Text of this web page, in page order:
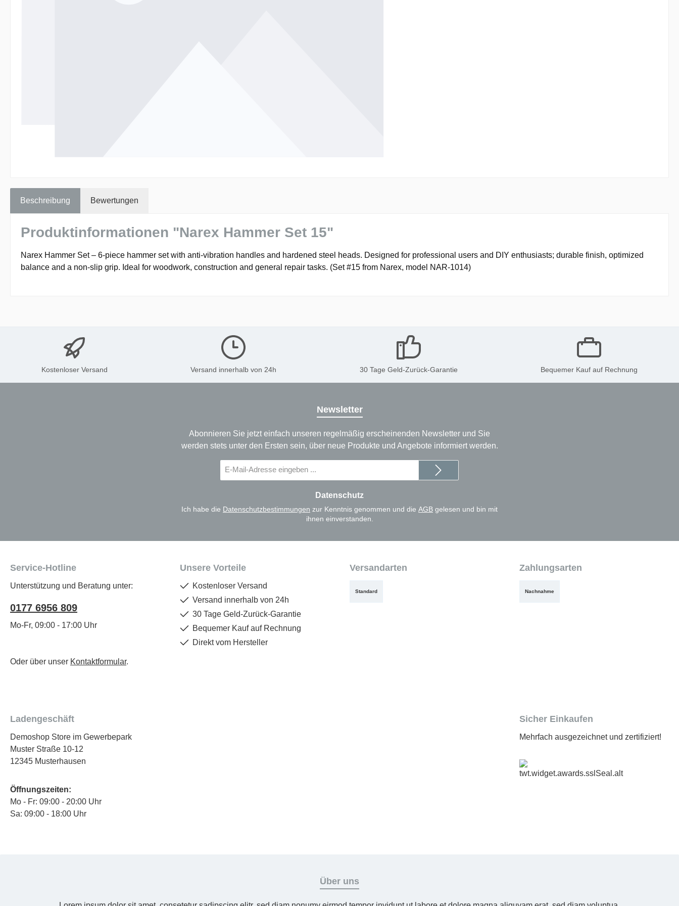
Beschreibung Bewertungen
Produktinformationen "Narex Hammer Set 15"
Narex Hammer Set – 6-piece hammer set with anti-vibration handles and hardened steel heads. Designed for professional users and DIY enthusiasts; durable finish, optimized
balance and a non-slip grip. Ideal for woodwork, construction and general repair tasks. (Set #15 from Narex, model NAR-1014)
Kostenloser Versand Versand innerhalb von 24h 30 Tage Geld-Zurück-Garantie Bequemer Kauf auf Rechnung
Newsletter
Abonnieren Sie jetzt einfach unseren regelmäßig erscheinenden Newsletter und Sie
werden stets unter den Ersten sein, über neue Produkte und Angebote informiert werden.
Mail-
Datenschutz
Ich habe die Datenschutzbestimmungen zur Kenntnis genommen und die AGB gelesen und bin mit
ihnen einverstanden.
Service-Hotline
Unterstützung und Beratung unter:
0177 6956 809
Mo-Fr, 09:00 - 17:00 Uhr
Oder über unser Kontaktformular.
Unsere Vorteile
Kostenloser Versand
Versand innerhalb von 24h
30 Tage Geld-Zurück-Garantie
Bequemer Kauf auf Rechnung
Direkt vom Hersteller
Versandarten
Standard
Zahlungsarten
Nachnahme
Ladengeschäft
Demoshop Store im Gewerbepark
Muster Straße 10-12
12345 Musterhausen
Öffnungszeiten:
Mo - Fr: 09:00 - 20:00 Uhr
Sa: 09:00 - 18:00 Uhr
Sicher Einkaufen
Mehrfach ausgezeichnet und zertifiziert!
Über uns